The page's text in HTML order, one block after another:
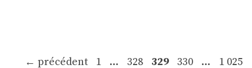
Navigation
← précédent Page
1 … Page
328 Page
329 Page
330 … Page
1 025